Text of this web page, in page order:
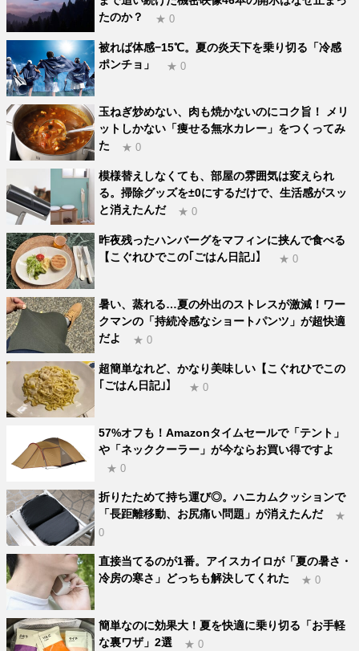
たのか？
★ 0
被れば体感−15℃。夏の炎天下を乗り切る「冷感
ポンチョ」
★ 0
玉ねぎ炒めない、肉も焼かないのにコク旨！ メリ
ットしかない「痩せる無水カレー」をつくってみ
た
★ 0
模様替えしなくても、部屋の雰囲気は変えられ
る。掃除グッズを±0にするだけで、生活感がスッ
と消えたんだ
★ 0
昨夜残ったハンバーグをマフィンに挟んで食べる
【こぐれひでこの｢ごはん日記｣】
★ 0
暑い、蒸れる…夏の外出のストレスが激減！ワー
クマンの「持続冷感なショートパンツ」が超快適
だよ
★ 0
超簡単なれど、かなり美味しい【こぐれひでこの
｢ごはん日記｣】
★ 0
57%オフも！Amazonタイムセールで「テント」
や「ネッククーラー」が今ならお買い得ですよ
★ 0
折りたためて持ち運び◎。ハニカムクッションで
「長距離移動、お尻痛い問題」が消えたんだ
★
0
直接当てるのが1番。アイスカイロが「夏の暑さ・
冷房の寒さ」どっちも解決してくれた
★ 0
簡単なのに効果大！夏を快適に乗り切る「お手軽
な裏ワザ」2選
★ 0